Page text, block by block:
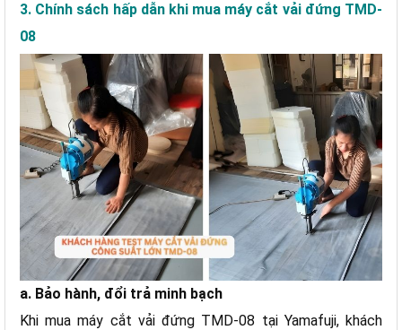
3. Chính sách hấp dẫn khi mua máy cắt vải đứng TMD-
08
a. Bảo hành, đổi trả minh bạch
Khi mua máy cắt vải đứng TMD-08 tại Yamafuji, khách